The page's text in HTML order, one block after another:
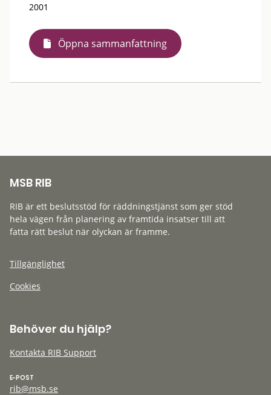
2001
Öppna sammanfattning
MSB RIB
RIB är ett beslutsstöd för räddningstjänst som ger stöd
hela vägen från planering av framtida insatser till att
fatta rätt beslut när olyckan är framme.
Tillgänglighet
Cookies
Behöver du hjälp?
Kontakta RIB Support
E-POST
rib@msb.se